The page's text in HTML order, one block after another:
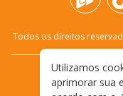
Todos os direitos
Utilizamos
aprimorar sua